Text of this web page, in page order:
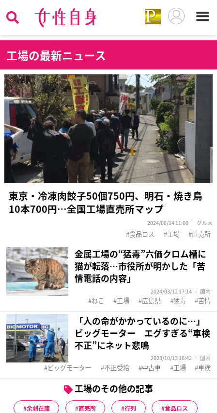
工場の最新ニュース
東京・冷凍肉餃子50個750円、明石・焼き鳥
10本700円…全国工場直売所マップ
2024/08/14 11:00 グルメ
食品ロス 工場 直売所
金属工場の“猛毒”六価クロム槽に
猫が転落…市役所が明かした「苦
情電話の内容」
2024/03/12 17:14 国内
ねこ 工場 広島県 猛毒 苦情
「人の命がかかっているのに…」
ビッグモーター エグすぎる“車検
不正”にネット悲鳴
2023/10/13 16:42 国内
ビッグモーター 不正受給 中古車 工場 車検
工場のその他の記事
余剰在庫 直売所 行列 食品ロス